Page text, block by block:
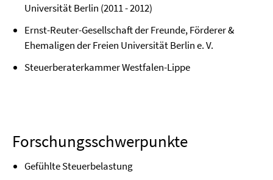
Universität Berlin (2011 - 2012)
Ernst-Reuter-Gesellschaft der Freunde, Förderer &
Ehemaligen der Freien Universität Berlin e. V.
Steuerberaterkammer Westfalen-Lippe
Forschungsschwerpunkte
Gefühlte Steuerbelastung